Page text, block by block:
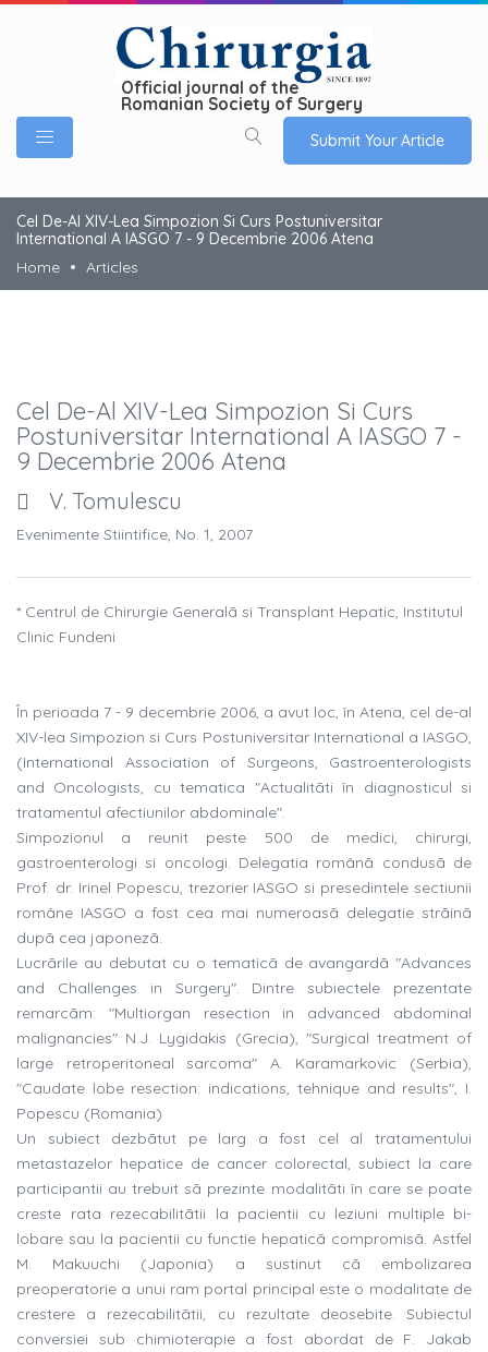
Official journal of the
Romanian Society of Surgery
Submit Your Article
Cel De-Al XIV-Lea Simpozion Si Curs Postuniversitar
International A IASGO 7 - 9 Decembrie 2006 Atena
Home
Articles
Cel De-Al XIV-Lea Simpozion Si Curs
Postuniversitar International A IASGO 7 -
9 Decembrie 2006 Atena
V. Tomulescu
Evenimente Stiintifice, No. 1, 2007
* Centrul de Chirurgie Generalã si Transplant Hepatic, Institutul
Clinic Fundeni
În perioada 7 - 9 decembrie 2006, a avut loc, în Atena, cel de-al
XIV-lea Simpozion si Curs Postuniversitar International a IASGO,
(International Association of Surgeons, Gastroenterologists
and Oncologists, cu tematica "Actualitãti în diagnosticul si
tratamentul afectiunilor abdominale".
Simpozionul a reunit peste 500 de medici, chirurgi,
gastroenterologi si oncologi. Delegatia românã condusã de
Prof. dr. Irinel Popescu, trezorier IASGO si presedintele sectiunii
române IASGO a fost cea mai numeroasã delegatie strãinã
dupã cea japonezã.
Lucrãrile au debutat cu o tematicã de avangardã "Advances
and Challenges in Surgery". Dintre subiectele prezentate
remarcãm: "Multiorgan resection in advanced abdominal
malignancies" N.J. Lygidakis (Grecia), "Surgical treatment of
large retroperitoneal sarcoma" A. Karamarkovic (Serbia),
"Caudate lobe resection: indications, tehnique and results", I.
Popescu (Romania)
Un subiect dezbãtut pe larg a fost cel al tratamentului
metastazelor hepatice de cancer colorectal, subiect la care
participantii au trebuit sã prezinte modalitãti în care se poate
creste rata rezecabilitãtii la pacientii cu leziuni multiple bi-
lobare sau la pacientii cu functie hepaticã compromisã. Astfel
M. Makuuchi (Japonia) a sustinut cã embolizarea
preoperatorie a unui ram portal principal este o modalitate de
crestere a rezecabilitãtii, cu rezultate deosebite. Subiectul
conversiei sub chimioterapie a fost abordat de F. Jakab